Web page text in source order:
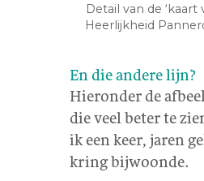
Detail van de
Heerlijkheid
En die andere lijn?
Hieronder de
die veel beter te
ik een keer, jaren
kring bijwoonde.